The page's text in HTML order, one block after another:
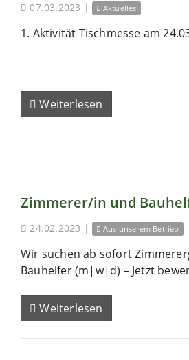
07.03.2023 | Aktuelles
1. Aktivität Tischmesse am
Weiterlesen
Zimmerer/in und
24.02.2023 | Aus unserem Betrieb
Wir suchen ab sofort
Bauhelfer (m|w|d) – Jetzt
Weiterlesen